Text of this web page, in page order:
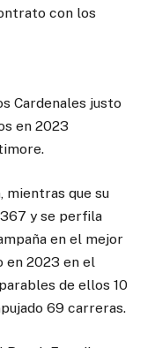
con los
Cardenales justo
en 2023
mientras que su
y se perfila
en el mejor
en 2023 en el
de ellos 10
69 carreras.